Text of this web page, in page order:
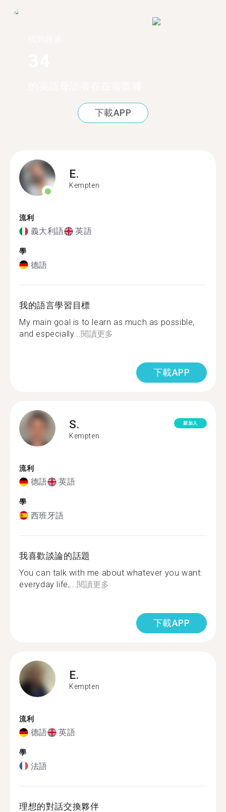
下載APP
E.
Kempten
流利
義大利語 英語
學
德語
我的語言學習目標
My main goal is to learn as much as possible,
and especially... 閱讀更多
下載APP
S.
Kempten
新加入
流利
德語 英語
學
西班牙語
我喜歡談論的話題
You can talk with me about whatever you want:
everyday life,... 閱讀更多
下載APP
E.
Kempten
流利
德語 英語
學
法語
理想的對話交換夥伴